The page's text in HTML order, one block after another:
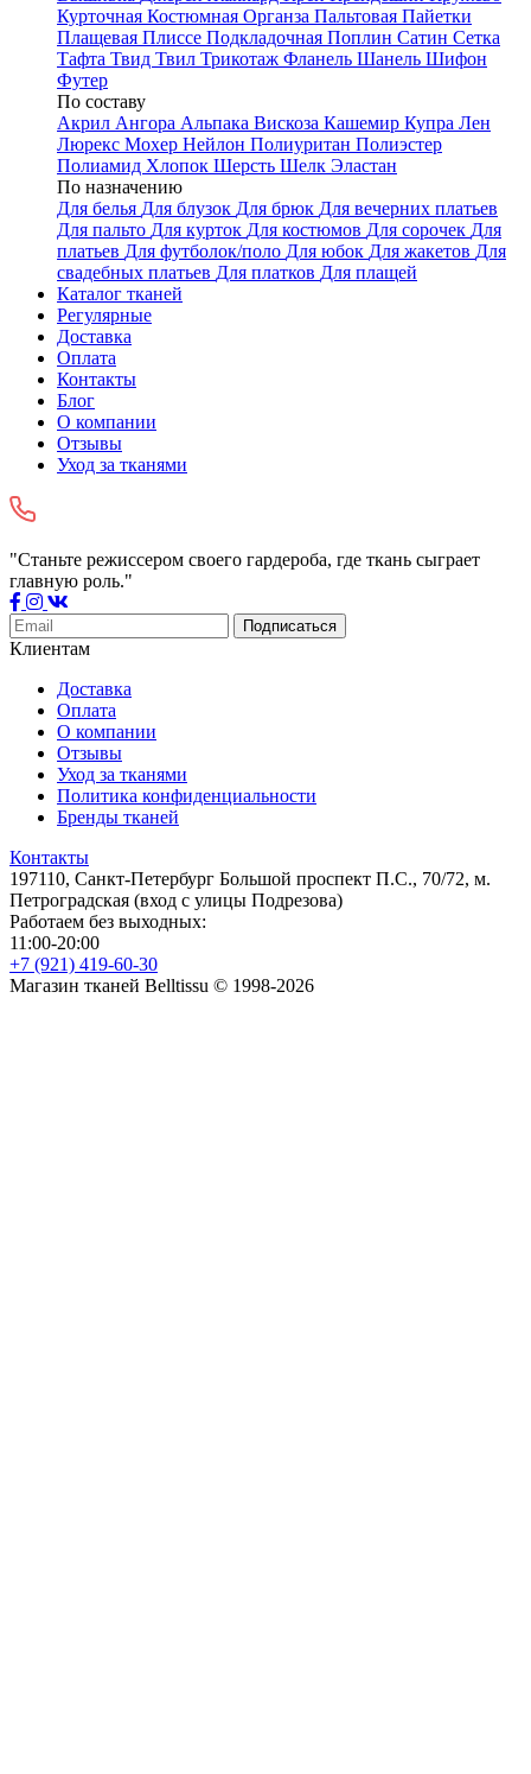
Курточная Костюмная Органза Пальтовая Пайетки
Плащевая Плиссе Подкладочная Поплин Сатин Сетка
Тафта Твид Твил Трикотаж Фланель Шанель Шифон
Футер
По составу
Акрил Ангора Альпака Вискоза Кашемир Купра Лен
Люрекс Мохер Нейлон Полиуритан Полиэстер
Полиамид Хлопок Шерсть Шелк Эластан
По назначению
Для белья Для блузок Для брюк Для вечерних платьев
Для пальто Для курток Для костюмов Для сорочек Для
платьев Для футболок/поло Для юбок Для жакетов Для
свадебных платьев Для платков Для плащей
Каталог тканей
Регулярные
Доставка
Оплата
Контакты
Блог
О компании
Отзывы
Уход за тканями
"Станьте режиссером своего гардероба, где ткань сыграет
главную роль."
Подписаться
Клиентам
Доставка
Оплата
О компании
Отзывы
Уход за тканями
Политика конфиденциальности
Бренды тканей
Контакты
197110, Санкт-Петербург Большой проспект П.С., 70/72, м.
Петроградская (вход с улицы Подрезова)
Работаем без выходных:
11:00-20:00
+7 (921) 419-60-30
Магазин тканей Belltissu © 1998-2026